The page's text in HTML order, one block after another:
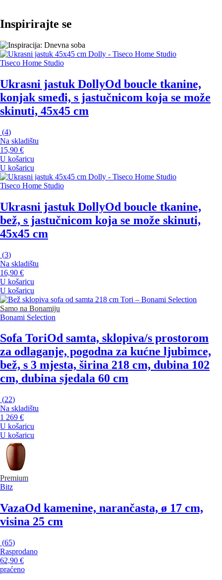
Inspirirajte se
Tiseco Home Studio
Ukrasni jastuk DollyOd boucle tkanine,
konjak smeđi, s jastučnicom koja se može
skinuti, 45x45 cm
(4)
Na skladištu
15,90 €
U košaricu
U košaricu
Tiseco Home Studio
Ukrasni jastuk DollyOd boucle tkanine,
bež, s jastučnicom koja se može skinuti,
45x45 cm
(3)
Na skladištu
16,90 €
U košaricu
U košaricu
Samo na Bonamiju
Bonami Selection
Sofa ToriOd samta, sklopiva/s prostorom
za odlaganje, pogodna za kućne ljubimce,
bež, s 3 mjesta, širina 218 cm, dubina 102
cm, dubina sjedala 60 cm
(22)
Na skladištu
1 269 €
U košaricu
U košaricu
Premium
Bitz
VazaOd kamenine, narančasta, ø 17 cm,
visina 25 cm
(65)
Rasprodano
62,90 €
praćeno